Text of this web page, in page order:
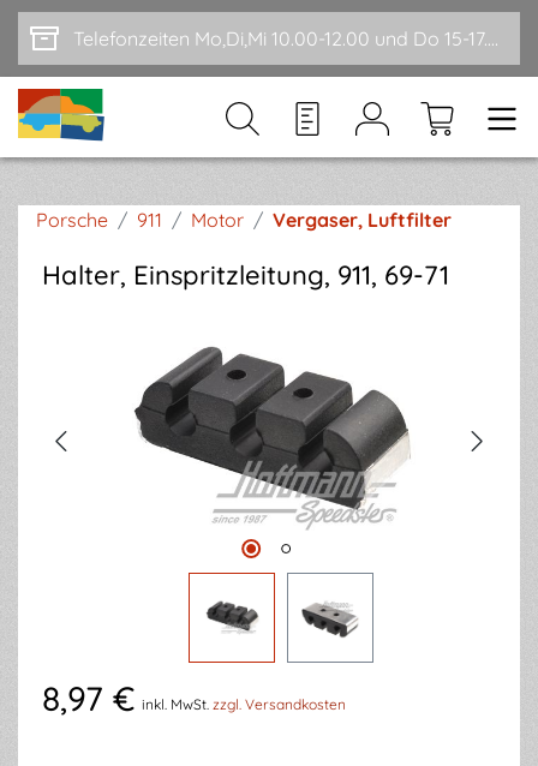
Zum Hauptinhalt springen Telefonzeiten Mo,Di,Mi 10.00-12.00 und Do 15-17.00
Porsche / 911 / Motor / Vergaser, Luftfilter
Halter, Einspritzleitung, 911, 69-71
8,97 € inkl. MwSt. zzgl. Versandkosten